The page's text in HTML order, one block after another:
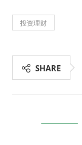
投资理财
SHARE